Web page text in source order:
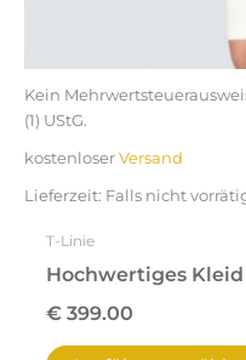
Kein
(1) UStG.
kostenloserVersand
Lieferzeit: Falls nicht
T-Linie
Hochwertiges
€399.00